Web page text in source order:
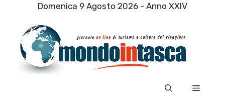
contenuto
Domenica 9 Agosto 2026 - Anno XXIV
Menu